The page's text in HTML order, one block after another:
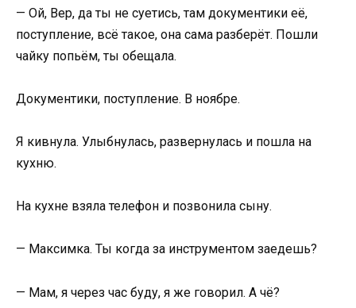
— Ой, Вер, да ты не суетись, там документики её,
поступление, всё такое, она сама разберёт. Пошли
чайку попьём, ты обещала.
Документики, поступление. В ноябре.
Я кивнула. Улыбнулась, развернулась и пошла на
кухню.
На кухне взяла телефон и позвонила сыну.
— Максимка. Ты когда за инструментом заедешь?
— Мам, я через час буду, я же говорил. А чё?